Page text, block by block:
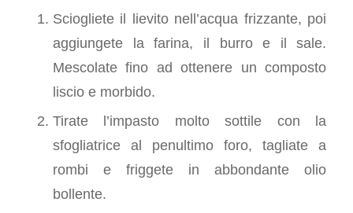
Sciogliete il lievito nell’acqua frizzante, poi
aggiungete la farina, il burro e il sale.
Mescolate fino ad ottenere un composto
liscio e morbido.
Tirate l’impasto molto sottile con la
sfogliatrice al penultimo foro, tagliate a
rombi e friggete in abbondante olio
bollente.